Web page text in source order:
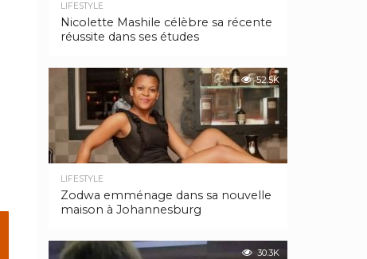
LIFESTYLE
Nicolette Mashile célèbre sa récente
réussite dans ses études
52.5K
LIFESTYLE
Zodwa emménage dans sa nouvelle
maison à Johannesburg
30.3K